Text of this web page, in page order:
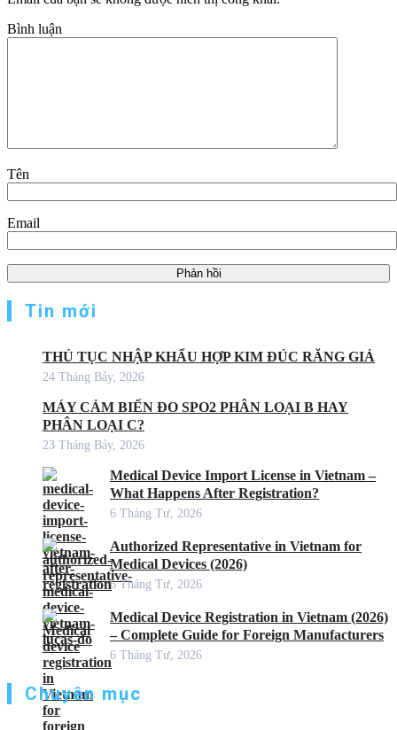
Bình luận
Tên
Email
Tin mới
THỦ TỤC NHẬP KHẨU HỢP KIM ĐÚC RĂNG GIẢ
24 Tháng Bảy, 2026
MÁY CẢM BIẾN ĐO SPO2 PHÂN LOẠI B HAY
PHÂN LOẠI C?
23 Tháng Bảy, 2026
Medical Device Import License in Vietnam –
What Happens After Registration?
6 Tháng Tư, 2026
Authorized Representative in Vietnam for
Medical Devices (2026)
6 Tháng Tư, 2026
Medical Device Registration in Vietnam (2026)
– Complete Guide for Foreign Manufacturers
6 Tháng Tư, 2026
Chuyên mục